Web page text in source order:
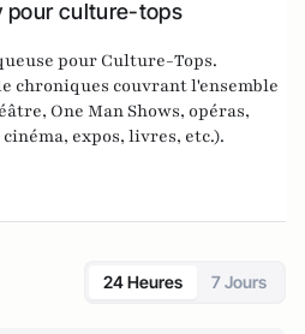
pour culture-tops
pour Culture-Tops.
chroniques couvrant l'ensemble
One Man Shows, opéras,
expos, livres, etc.).
24 Heures 7 Jours